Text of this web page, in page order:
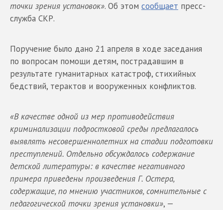
точки зрения установок». Об этом сообщает пресс-
служба СКР.
Поручение было дано 21 апреля в ходе заседания
по вопросам помощи детям, пострадавшим в
результате гуманитарных катастроф, стихийных
бедствий, терактов и вооруженных конфликтов.
«В качестве одной из мер противодействия
криминализации подростковой среды предлагалось
выявлять несовершеннолетних на стадии подготовки
преступлений. Отдельно обсуждалось содержание
детской литературы: в качестве негативного
примера приведены произведения Г. Остера,
содержащие, по мнению участников, сомнительные с
педагогической точки зрения установки», —